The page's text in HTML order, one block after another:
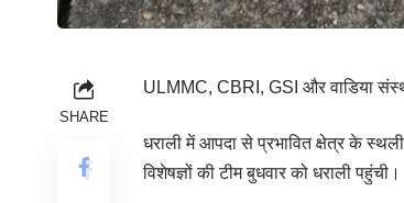
SHARE
ULMMC, CBRI, GSI और वाडिया
धराली में आपदा से प्रभावित क्षेत्र के
विशेषज्ञों की टीम बुधवार को धराली पहुंची।